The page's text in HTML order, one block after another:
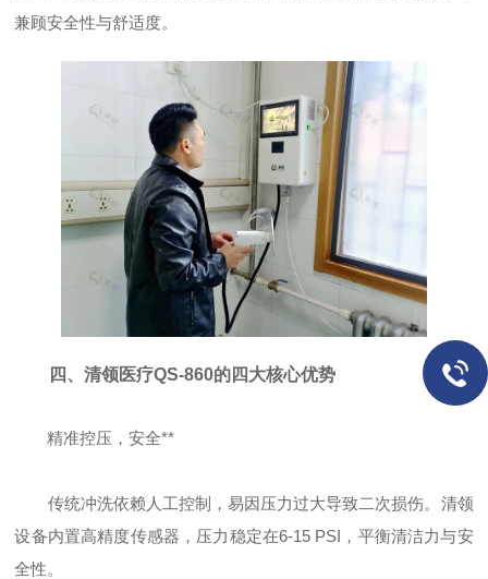
兼顾安全性与舒适度。
四、清领医疗QS-860的四大核心优势
精准控压，安全**
传统冲洗依赖人工控制，易因压力过大导致二次损伤。清领
设备内置高精度传感器，压力稳定在6-15 PSI，平衡清洁力与安
全性。